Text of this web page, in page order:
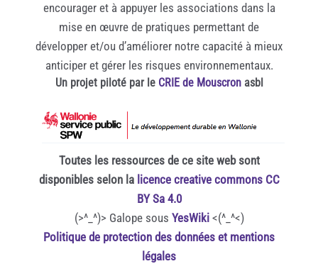
encourager et à appuyer les associations dans la
mise en œuvre de pratiques permettant de
développer et/ou d’améliorer notre capacité à mieux
anticiper et gérer les risques environnementaux.
Un projet piloté par le CRIE de Mouscronasbl
Toutes les ressources de ce site web sont
disponibles selon la licence creative commons CC
BY Sa 4.0
(>^_^)> Galope sous YesWiki<(^_^<)
Politique de protection des données et mentions
légales